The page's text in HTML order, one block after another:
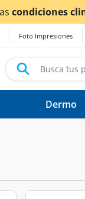
Foto Impresiones
Dermo